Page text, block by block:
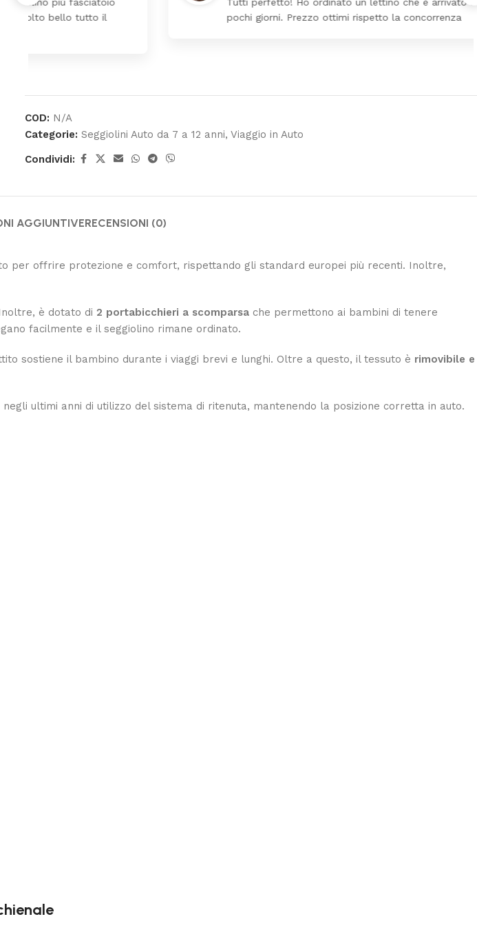
pochi giorni. Prezzo ottimi rispetto la concorrenza
COD: N/A
Categorie: Seggiolini Auto da 7 a 12 anni, Viaggio in Auto
Condividi:
AGGIUNTIVERECENSIONI (0)
per offrire protezione e comfort, rispettando gli standard europei più recenti. Inoltre,
è dotato di 2 portabicchieri a scomparsa che permettono ai bambini di tenere
facilmente e il seggiolino rimane ordinato.
sostiene il bambino durante i viaggi brevi e lunghi. Oltre a questo, il tessuto è rimovibile e
ultimi anni di utilizzo del sistema di ritenuta, mantenendo la posizione corretta in auto.